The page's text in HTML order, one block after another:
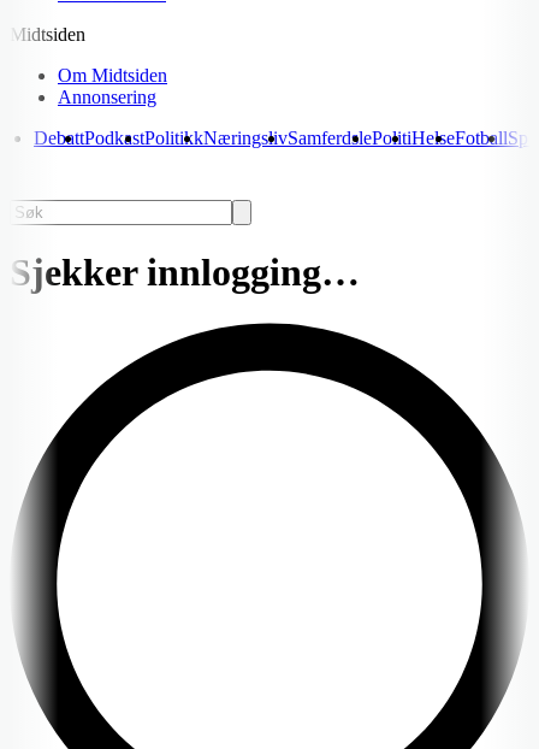
Midtsiden
Om Midtsiden
Annonsering
DebattPodkastPolitikkNæringslivSamferdslePolitiHelseFotball
Sjekker innlogging…